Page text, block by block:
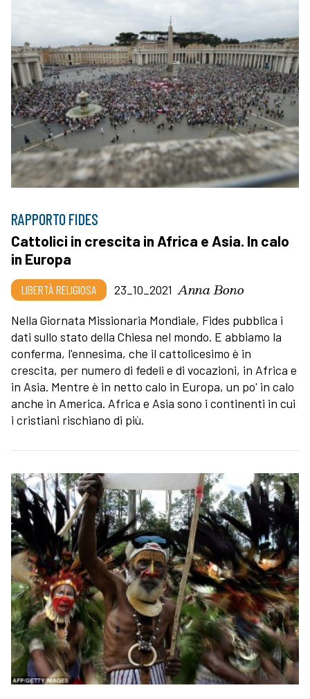
RAPPORTO FIDES
Cattolici in crescita in Africa e Asia. In calo
in Europa
LIBERTÀ RELIGIOSA 23_10_2021 Anna Bono
Nella Giornata Missionaria Mondiale, Fides pubblica i
dati sullo stato della Chiesa nel mondo. E abbiamo la
conferma, l'ennesima, che il cattolicesimo è in
crescita, per numero di fedeli e di vocazioni, in Africa e
in Asia. Mentre è in netto calo in Europa, un po' in calo
anche in America. Africa e Asia sono i continenti in cui
i cristiani rischiano di più.